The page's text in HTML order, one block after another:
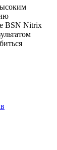
BSN Nitrix